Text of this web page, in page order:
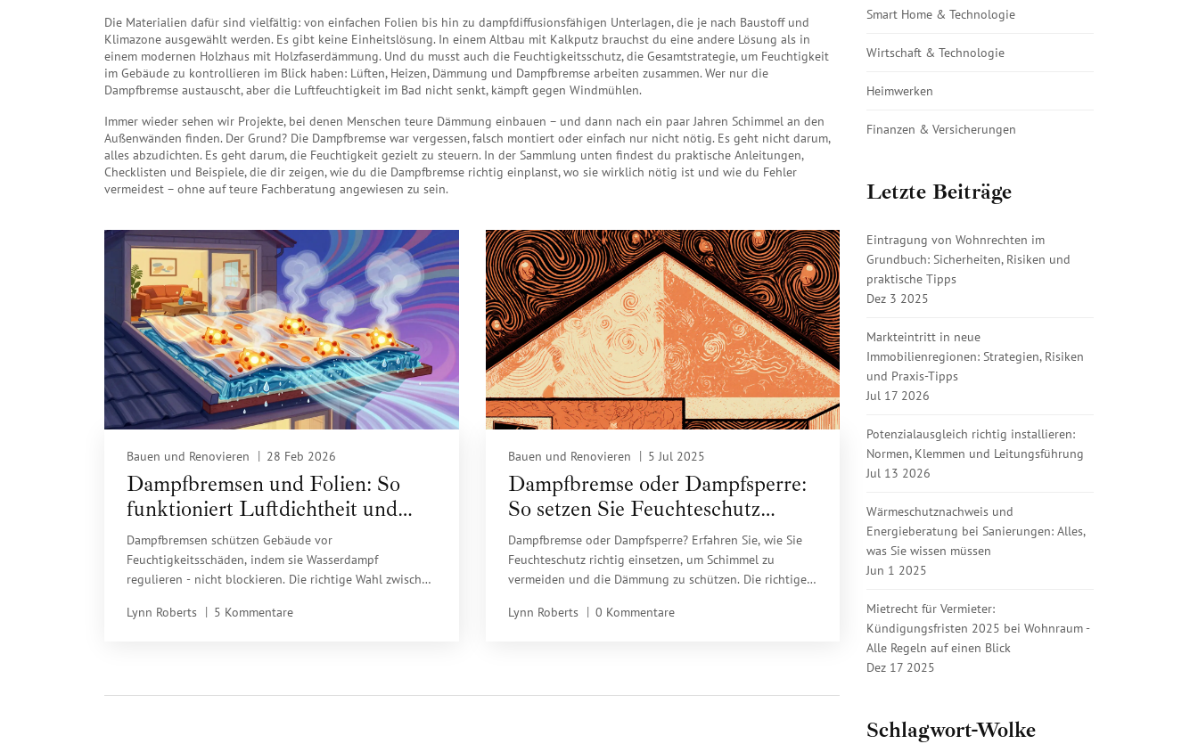
Die Materialien dafür sind vielfältig: von einfachen Folien bis hin zu dampfdiffusionsfähigen Unterlagen, die je nach Baustoff und
Klimazone ausgewählt werden. Es gibt keine Einheitslösung. In einem Altbau mit Kalkputz brauchst du eine andere Lösung als in
einem modernen Holzhaus mit Holzfaserdämmung. Und du musst auch die Feuchtigkeitsschutz,die Gesamtstrategie, um Feuchtigkeit
im Gebäude zu kontrollieren im Blick haben: Lüften, Heizen, Dämmung und Dampfbremse arbeiten zusammen. Wer nur die
Dampfbremse austauscht, aber die Luftfeuchtigkeit im Bad nicht senkt, kämpft gegen Windmühlen.
Immer wieder sehen wir Projekte, bei denen Menschen teure Dämmung einbauen – und dann nach ein paar Jahren Schimmel an den
Außenwänden finden. Der Grund? Die Dampfbremse war vergessen, falsch montiert oder einfach nur nicht nötig. Es geht nicht darum,
alles abzudichten. Es geht darum, die Feuchtigkeit gezielt zu steuern. In der Sammlung unten findest du praktische Anleitungen,
Checklisten und Beispiele, die dir zeigen, wie du die Dampfbremse richtig einplanst, wo sie wirklich nötig ist und wie du Fehler
vermeidest – ohne auf teure Fachberatung angewiesen zu sein.
Bauen und Renovieren 28 Feb 2026
Dampfbremsen und Folien: So
funktioniert Luftdichtheit und
Feuchteschutz im modernen Bau
Dampfbremsen schützen Gebäude vor
Feuchtigkeitsschäden, indem sie Wasserdampf
regulieren - nicht blockieren. Die richtige Wahl zwischen
Schimmelrisiko und Energieeffizienz.
Lynn Roberts 5 Kommentare
Bauen und Renovieren 5 Jul 2025
Dampfbremse oder Dampfsperre:
So setzen Sie Feuchteschutz
richtig ein
Dampfbremse oder Dampfsperre? Erfahren Sie, wie Sie
Feuchteschutz richtig einsetzen, um Schimmel zu
vermeiden und die Dämmung zu schützen. Die richtige
Ihres Hauses.
Lynn Roberts 0 Kommentare
Smart Home & Technologie
Wirtschaft & Technologie
Heimwerken
Finanzen & Versicherungen
Letzte Beiträge
Eintragung von Wohnrechten im
Grundbuch: Sicherheiten, Risiken und
praktische Tipps
Dez 3 2025
Markteintritt in neue
Immobilienregionen: Strategien, Risiken
und Praxis-Tipps
Jul 17 2026
Potenzialausgleich richtig installieren:
Normen, Klemmen und Leitungsführung
Jul 13 2026
Wärmeschutznachweis und
Energieberatung bei Sanierungen: Alles,
was Sie wissen müssen
Jun 1 2025
Mietrecht für Vermieter:
Kündigungsfristen 2025 bei Wohnraum -
Alle Regeln auf einen Blick
Dez 17 2025
Schlagwort-Wolke